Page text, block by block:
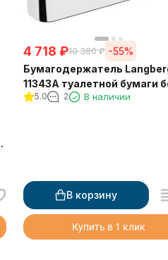
4 718 ₽10 380 ₽ -55%
Бумагодержатель
11343A туалетной бумаги
крышки квадратный
5.0 2 В наличии
В корзину
Купить в 1 клик